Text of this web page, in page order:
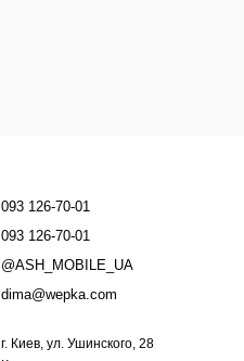
093 126-70-01
093 126-70-01
@ASH_MOBILE_UA
dima@wepka.com
г. Киев, ул. Ушинского, 28